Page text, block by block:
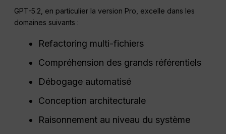
GPT-5.2, en particulier la version Pro, excelle dans les
domaines suivants :
Refactoring multi-fichiers
Compréhension des grands référentiels
Débogage automatisé
Conception architecturale
Raisonnement au niveau du système